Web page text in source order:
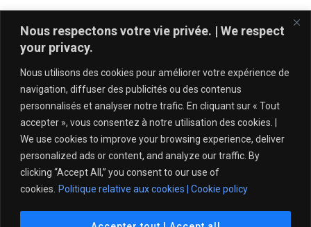
Nous respectons votre vie privée. | We respect
your privacy.
Nous utilisons des cookies pour améliorer votre expérience de
navigation, diffuser des publicités ou des contenus
personnalisés et analyser notre trafic. En cliquant sur « Tout
accepter », vous consentez à notre utilisation des cookies. |
We use cookies to improve your browsing experience, deliver
personalized ads or content, and analyze our traffic. By
clicking “Accept All,” you consent to our use of
cookies. Politique relative aux cookies | Cookie policy
Tournoi Premier Set Rogers
Politique de protection de l’intégrité – Tennis Québec